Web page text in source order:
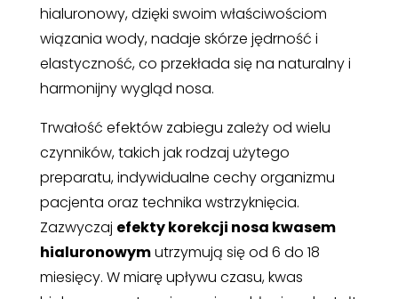
hialuronowy, dzięki swoim właściwościom
wiązania wody, nadaje skórze jędrność i
elastyczność, co przekłada się na naturalny i
harmonijny wygląd nosa.
Trwałość efektów zabiegu zależy od wielu
czynników, takich jak rodzaj użytego
preparatu, indywidualne cechy organizmu
pacjenta oraz technika wstrzyknięcia.
Zazwyczaj efekty korekcji nosa kwasem
hialuronowymutrzymują się od 6 do 18
miesięcy. W miarę upływu czasu, kwas